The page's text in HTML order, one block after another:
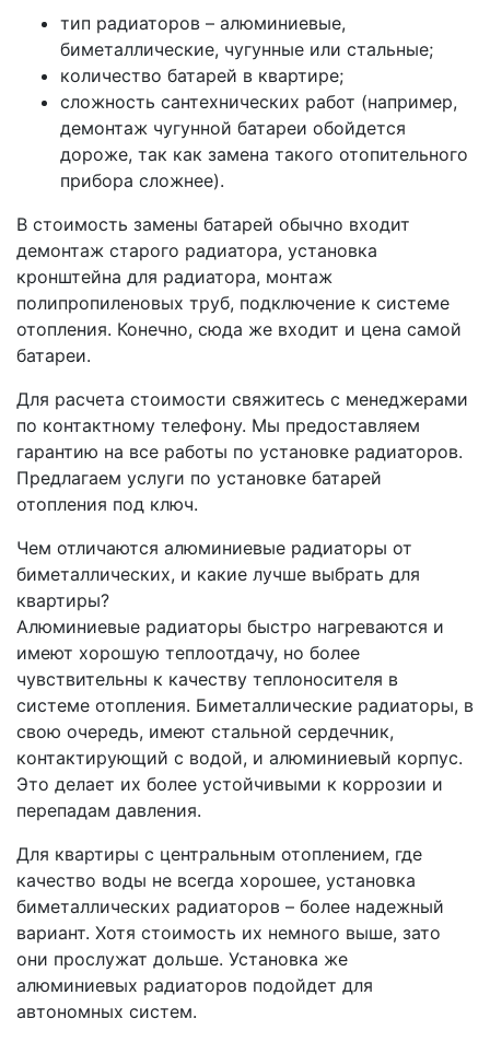
тип радиаторов – алюминиевые,
биметаллические, чугунные или стальные;
количество батарей в квартире;
сложность сантехнических работ (например,
демонтаж чугунной батареи обойдется
дороже, так как замена такого отопительного
прибора сложнее).
В стоимость замены батарей обычно входит
демонтаж старого радиатора, установка
кронштейна для радиатора, монтаж
полипропиленовых труб, подключение к системе
отопления. Конечно, сюда же входит и цена самой
батареи.
Для расчета стоимости свяжитесь с менеджерами
по контактному телефону. Мы предоставляем
гарантию на все работы по установке радиаторов.
Предлагаем услуги по установке батарей
отопления под ключ.
Чем отличаются алюминиевые радиаторы от
биметаллических, и какие лучше выбрать для
квартиры?
Алюминиевые радиаторы быстро нагреваются и
имеют хорошую теплоотдачу, но более
чувствительны к качеству теплоносителя в
системе отопления. Биметаллические радиаторы, в
свою очередь, имеют стальной сердечник,
контактирующий с водой, и алюминиевый корпус.
Это делает их более устойчивыми к коррозии и
перепадам давления.
Для квартиры с центральным отоплением, где
качество воды не всегда хорошее, установка
биметаллических радиаторов – более надежный
вариант. Хотя стоимость их немного выше, зато
они прослужат дольше. Установка же
алюминиевых радиаторов подойдет для
автономных систем.